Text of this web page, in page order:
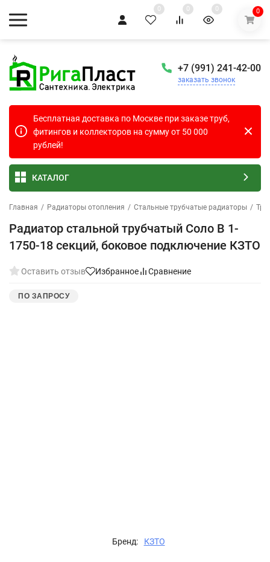
0 0 0 0
+7 (991) 241-42-00
заказать звонок
Бесплатная доставка по Москве при заказе труб,
фитингов и коллекторов на сумму от 50 000
рублей!
КАТАЛОГ
Главная / Радиаторы отопления / Стальные трубчатые радиаторы /
Радиатор стальной трубчатый Соло В 1-
1750-18 секций, боковое подключение КЗТО
Оставить отзыв Избранное Сравнение
ПО ЗАПРОСУ
Бренд: КЗТО